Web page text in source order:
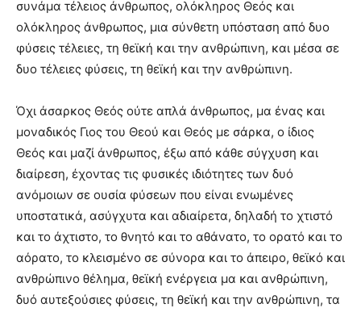
συνάμα τέλειος άνθρωπος, ολόκληρος Θεός και
ολόκληρος άνθρωπος, μια σύνθετη υπόσταση από δυο
φύσεις τέλειες, τη θεϊκή και την ανθρώπινη, και μέσα σε
δυο τέλειες φύσεις, τη θεϊκή και την ανθρώπινη.
Όχι άσαρκος Θεός ούτε απλά άνθρωπος, μα ένας και
μοναδικός Γιος του Θεού και Θεός με σάρκα, ο ίδιος
Θεός και μαζί άνθρωπος, έξω από κάθε σύγχυση και
διαίρεση, έχοντας τις φυσικές ιδιότητες των δυό
ανόμοιων σε ουσία φύσεων που είναι ενωμένες
υποστατικά, ασύγχυτα και αδιαίρετα, δηλαδή το χτιστό
και το άχτιστο, το θνητό και το αθάνατο, το ορατό και το
αόρατο, το κλεισμένο σε σύνορα και το άπειρο, θεϊκό και
ανθρώπινο θέλημα, θεϊκή ενέργεια μα και ανθρώπινη,
δυό αυτεξούσιες φύσεις, τη θεϊκή και την ανθρώπινη, τα